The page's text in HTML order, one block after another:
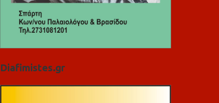
Diafimistes.gr